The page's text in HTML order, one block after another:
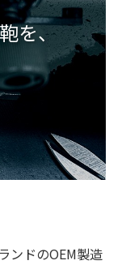
を、
ンドのOEM製造